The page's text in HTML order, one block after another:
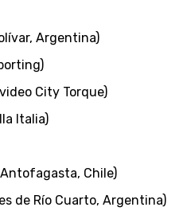
Argentina)
City Torque)
Italia)
Chile)
de Río Cuarto, Argentina)